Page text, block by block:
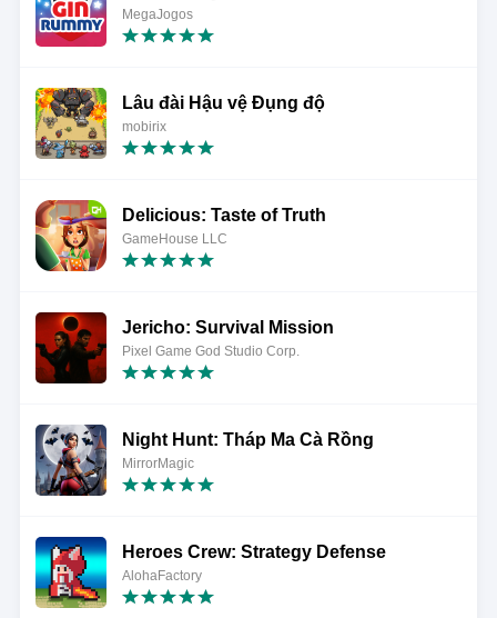
MegaJogos
Lâu đài Hậu vệ Đụng độ
mobirix
Delicious: Taste of Truth
GameHouse LLC
Jericho: Survival Mission
Pixel Game God Studio Corp.
Night Hunt: Tháp Ma Cà Rồng
MirrorMagic
Heroes Crew: Strategy Defense
AlohaFactory